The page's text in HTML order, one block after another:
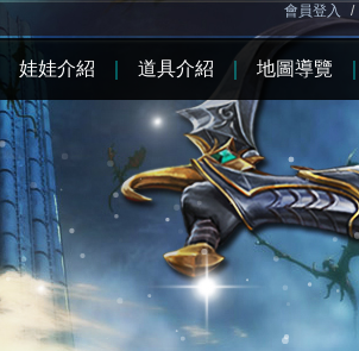
會員登入 /